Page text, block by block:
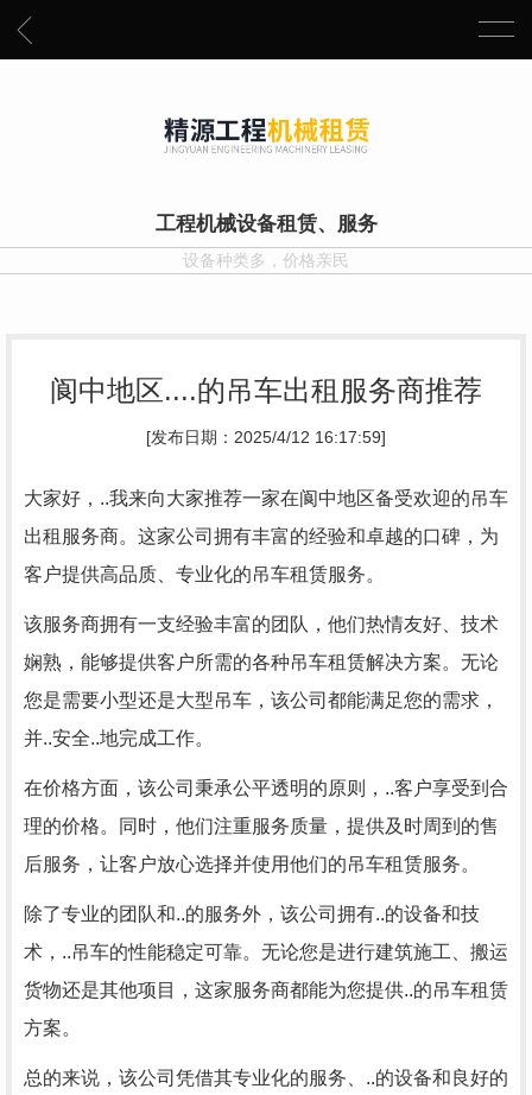
工程机械设备租赁、服务
设备种类多，价格亲民
阆中地区....的吊车出租服务商推荐
[发布日期：2025/4/12 16:17:59]
大家好，..我来向大家推荐一家在阆中地区备受欢迎的吊车
出租服务商。这家公司拥有丰富的经验和卓越的口碑，为
客户提供高品质、专业化的吊车租赁服务。
该服务商拥有一支经验丰富的团队，他们热情友好、技术
娴熟，能够提供客户所需的各种吊车租赁解决方案。无论
您是需要小型还是大型吊车，该公司都能满足您的需求，
并..安全..地完成工作。
在价格方面，该公司秉承公平透明的原则，..客户享受到合
理的价格。同时，他们注重服务质量，提供及时周到的售
后服务，让客户放心选择并使用他们的吊车租赁服务。
除了专业的团队和..的服务外，该公司拥有..的设备和技
术，..吊车的性能稳定可靠。无论您是进行建筑施工、搬运
货物还是其他项目，这家服务商都能为您提供..的吊车租赁
方案。
总的来说，该公司凭借其专业化的服务、..的设备和良好的